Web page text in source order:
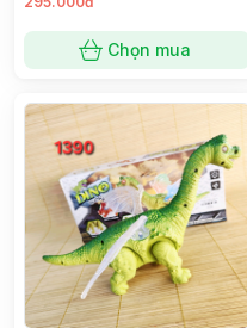
Chọn mua